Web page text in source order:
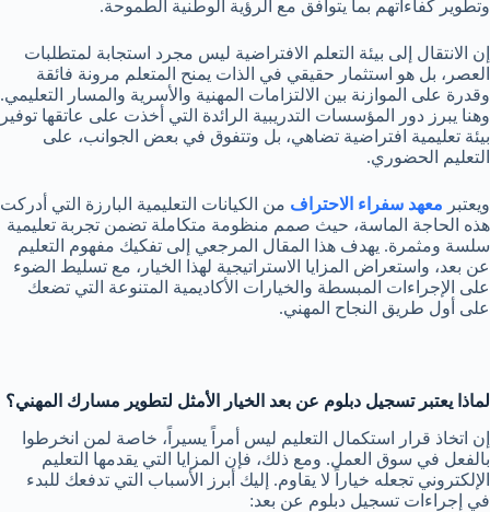
وتطوير كفاءاتهم بما يتوافق مع الرؤية الوطنية الطموحة.
إن الانتقال إلى بيئة التعلم الافتراضية ليس مجرد استجابة لمتطلبات
العصر، بل هو استثمار حقيقي في الذات يمنح المتعلم مرونة فائقة
وقدرة على الموازنة بين الالتزامات المهنية والأسرية والمسار التعليمي.
وهنا يبرز دور المؤسسات التدريبية الرائدة التي أخذت على عاتقها توفير
بيئة تعليمية افتراضية تضاهي، بل وتتفوق في بعض الجوانب، على
التعليم الحضوري.
ويعتبر معهد سفراء الاحتراف من الكيانات التعليمية البارزة التي أدركت
هذه الحاجة الماسة، حيث صمم منظومة متكاملة تضمن تجربة تعليمية
سلسة ومثمرة. يهدف هذا المقال المرجعي إلى تفكيك مفهوم التعليم
عن بعد، واستعراض المزايا الاستراتيجية لهذا الخيار، مع تسليط الضوء
على الإجراءات المبسطة والخيارات الأكاديمية المتنوعة التي تضعك
على أول طريق النجاح المهني.
لماذا يعتبر تسجيل دبلوم عن بعد الخيار الأمثل لتطوير مسارك المهني؟
إن اتخاذ قرار استكمال التعليم ليس أمراً يسيراً، خاصة لمن انخرطوا
بالفعل في سوق العمل. ومع ذلك، فإن المزايا التي يقدمها التعليم
الإلكتروني تجعله خياراً لا يقاوم. إليك أبرز الأسباب التي تدفعك للبدء
في إجراءات تسجيل دبلوم عن بعد: